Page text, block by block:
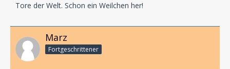
Tore der Welt. Schon ein Weilchen her!
Marz
Fortgeschrittener